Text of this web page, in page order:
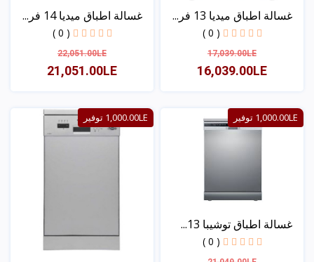
غسالة اطباق ميديا 13 فر...
( 0 )
17,039.00LE
16,039.00LE
عرض
غسالة اطباق ميديا 14 فر...
( 0 )
22,051.00LE
21,051.00LE
عرض
1,000.00LE توفير
غسالة اطباق توشيبا 13...
( 0 )
1,000.00LE توفير